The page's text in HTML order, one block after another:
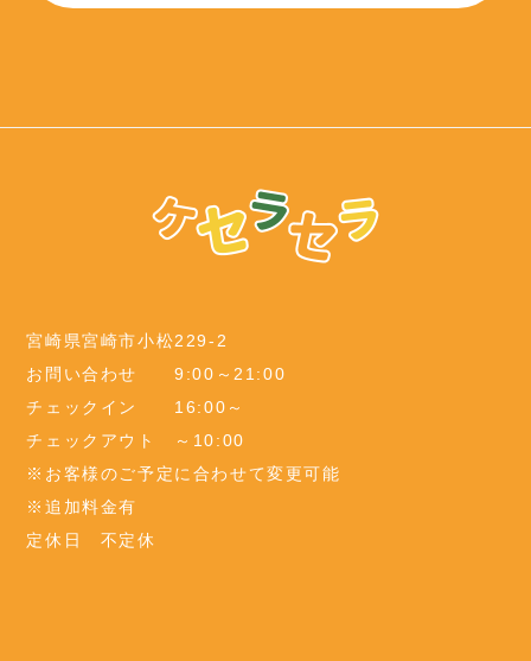
宮崎県宮崎市小松229-2
お問い合わせ 9:00～21:00
チェックイン 16:00～
チェックアウト ～10:00
※お客様のご予定に合わせて変更可能
※追加料金有
定休日 不定休